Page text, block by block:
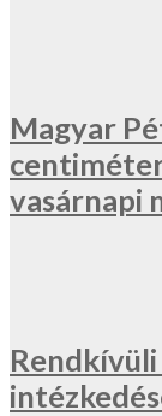
Magyar
vasárnapi